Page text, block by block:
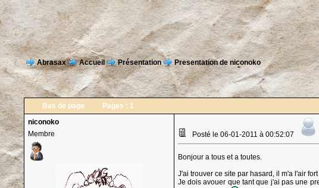
Abrasax Accueil Présentation Presentation de niconoko
Bas de page Pages : 1
niconoko
Membre
Posté le 06-01-2011 à 00:52:07
Bonjour a tous et a toutes.
J'ai trouver ce site par hasard, il m'a l'air
Je dois avouer que tant que j'ai pas une